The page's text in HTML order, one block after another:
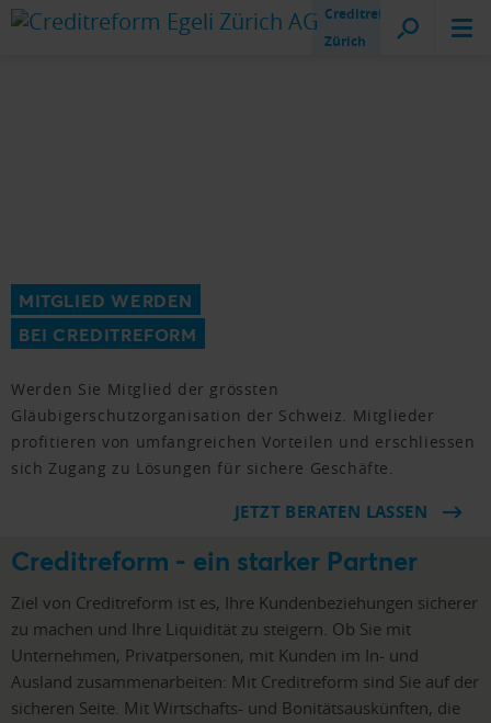
Creditreform
Zürich
MITGLIED WERDEN
BEI CREDITREFORM
Werden Sie Mitglied der grössten
Gläubigerschutzorganisation der Schweiz. Mitglieder
profitieren von umfangreichen Vorteilen und erschliessen
sich Zugang zu Lösungen für sichere Geschäfte.
JETZT BERATEN LASSEN
Creditreform - ein starker Partner
Ziel von Creditreform ist es, Ihre Kundenbeziehungen sicherer
zu machen und Ihre Liquidität zu steigern. Ob Sie mit
Unternehmen, Privatpersonen, mit Kunden im In- und
Ausland zusammenarbeiten: Mit Creditreform sind Sie auf der
sicheren Seite. Mit Wirtschafts- und Bonitätsauskünften, die